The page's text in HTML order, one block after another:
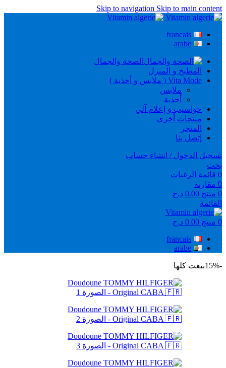
Skip to navigation Skip to main content
francais
arabe
الصحة والجمال
المطبخ و المنزل
Vita Mode ( ملابس و أحذية )
ملابس
أحذية
حواسيب و إعلام آلي
منتجات أخرى
المتجر
إتصل بنا
تسجيل الدخول / انشاء حساب
بحث
0 قائمة الرغبات
0 مقارنة
0 منتج 0.00 د.ج
القائمة
0 منتج 0.00 د.ج
francais
arabe
-15% بيعت كلها